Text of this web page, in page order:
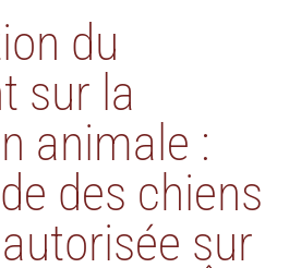
du
sur la
animale :
des chiens
sur